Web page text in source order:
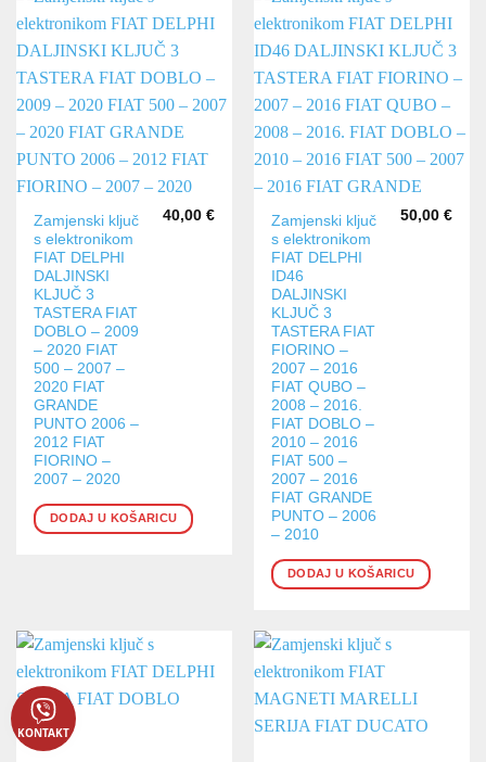
Zamjenski ključ
s elektronikom
FIAT DELPHI
DALJINSKI
KLJUČ 3
TASTERA FIAT
DOBLO – 2009
– 2020 FIAT
500 – 2007 –
2020 FIAT
GRANDE
PUNTO 2006 –
2012 FIAT
FIORINO –
2007 – 2020
40,00 €
DODAJ U KOŠARICU
Zamjenski ključ
s elektronikom
FIAT DELPHI
ID46
DALJINSKI
KLJUČ 3
TASTERA FIAT
FIORINO –
2007 – 2016
FIAT QUBO –
2008 – 2016.
FIAT DOBLO –
2010 – 2016
FIAT 500 –
2007 – 2016
FIAT GRANDE
PUNTO – 2006
– 2010
50,00 €
DODAJ U KOŠARICU
KONTAKT